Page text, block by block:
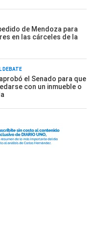
de Mendoza para
en las cárceles de la
DEBATE
el Senado para que
con un inmueble o